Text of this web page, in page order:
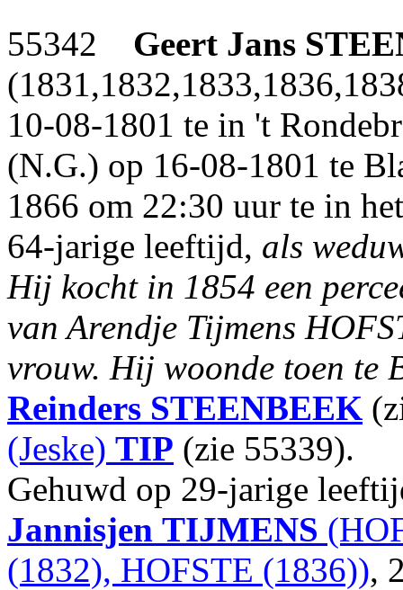
55342 Geert Jans
10-08-1801 te in 't
(N.G.) op 16-08-1801 te
1866 om 22:30 uur te in
64-jarige leeftijd, als
Hij kocht in 1854 een
van Arendje Tijmens
vrouw. Hij woonde toen te
Reinders STEENBEEK
(Jeske) TIP (zie 55339).
Gehuwd op 29-jarige
Jannisjen TIJMENS
(1832), HOFSTE (1836)),